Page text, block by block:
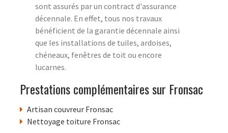
sont assurés par un contract d'assurance
décennale. En effet, tous nos travaux
bénéficient de la garantie décennale ainsi
que les installations de tuiles, ardoises,
chéneaux, fenêtres de toit ou encore
lucarnes.
Prestations complémentaires sur Fronsac
Artisan couvreur Fronsac
Nettoyage toiture Fronsac